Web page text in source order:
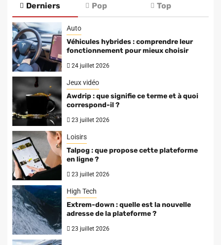
Derniers Pop Top
Auto
Véhicules hybrides : comprendre leur
fonctionnement pour mieux choisir
24 juillet 2026
Jeux vidéo
Awdrip : que signifie ce terme et à quoi
correspond-il ?
23 juillet 2026
Loisirs
Talpog : que propose cette plateforme
en ligne ?
23 juillet 2026
High Tech
Extrem-down : quelle est la nouvelle
adresse de la plateforme ?
23 juillet 2026